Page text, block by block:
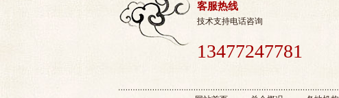
客服热线
技术支持电话咨询
13477247781